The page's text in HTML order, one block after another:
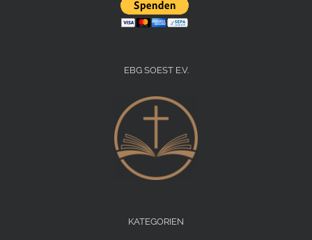
EBG SOEST E.V.
KATEGORIEN